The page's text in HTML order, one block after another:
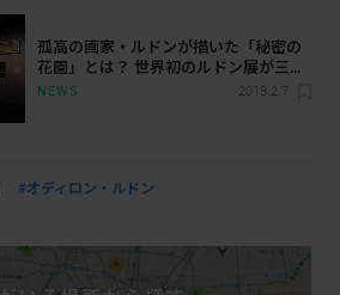
孤高の画家・ルドンが描いた「秘密の
花園」とは？ 世界初のルドン展が三菱
一号館美術館で開幕
NEWS 2018.2.7
#オディロン・ルドン